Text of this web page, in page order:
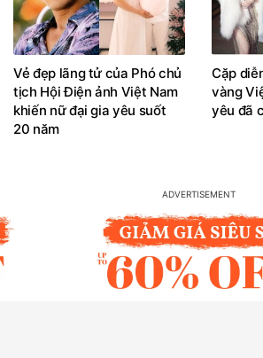
Vẻ đẹp lãng tử của Phó chủ
tịch Hội Điện ảnh Việt Nam
khiến nữ đại gia yêu suốt
20 năm
Cặp
vàng
yêu đã